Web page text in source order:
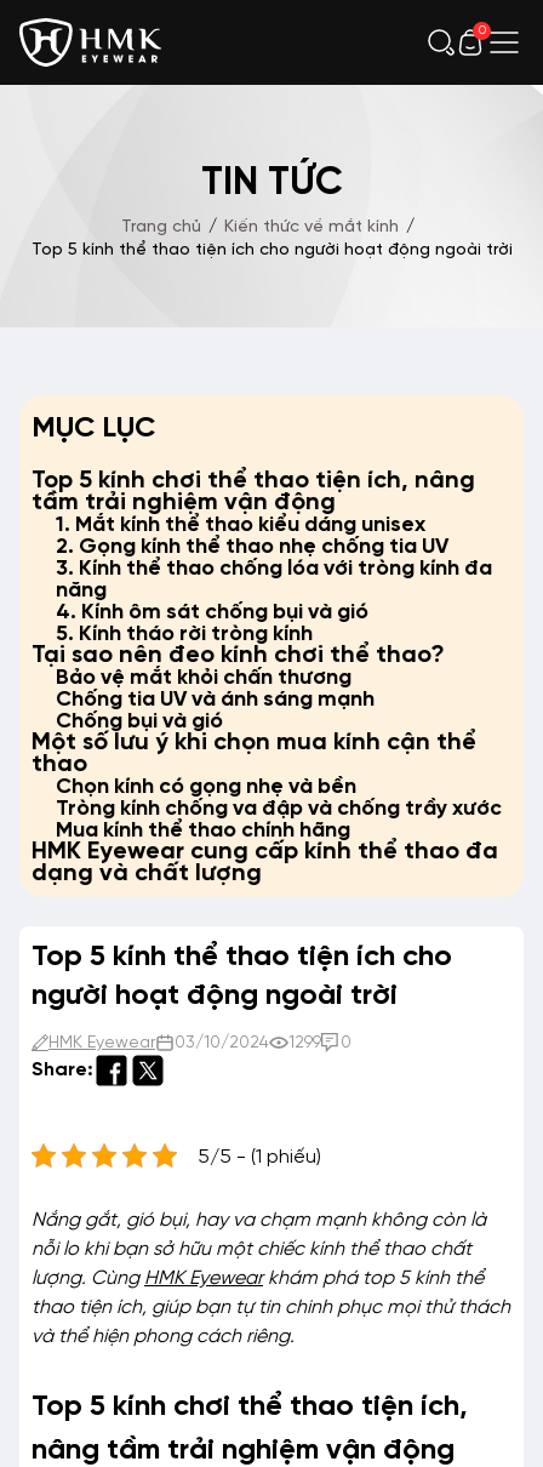
0
TIN TỨC
Trang chủ / Kiến thức về mắt kính /
Top 5 kính thể thao tiện ích cho người hoạt động ngoài trời
Top 5 kính thể thao tiện ích cho
người hoạt động ngoài trời
HMK Eyewear 03/10/2024 1299 0
Share:
5/5 - (1 phiếu)
Nắng gắt, gió bụi, hay va chạm mạnh không còn là
nỗi lo khi bạn sở hữu một chiếc kính thể thao chất
lượng. Cùng HMK Eyewearkhám phá top 5 kính thể
thao tiện ích, giúp bạn tự tin chinh phục mọi thử thách
và thể hiện phong cách riêng.
Top 5 kính chơi thể thao tiện ích,
nâng tầm trải nghiệm vận động
MỤC LỤC
Top 5 kính chơi thể thao tiện ích, nâng
tầm trải nghiệm vận động
1. Mắt kính thể thao kiểu dáng unisex
2. Gọng kính thể thao nhẹ chống tia UV
3. Kính thể thao chống lóa với tròng kính đa
năng
4. Kính ôm sát chống bụi và gió
5. Kính tháo rời tròng kính
Tại sao nên đeo kính chơi thể thao?
Bảo vệ mắt khỏi chấn thương
Chống tia UV và ánh sáng mạnh
Chống bụi và gió
Một số lưu ý khi chọn mua kính cận thể
thao
Chọn kính có gọng nhẹ và bền
Tròng kính chống va đập và chống trầy xước
Mua kính thể thao chính hãng
HMK Eyewear cung cấp kính thể thao đa
dạng và chất lượng